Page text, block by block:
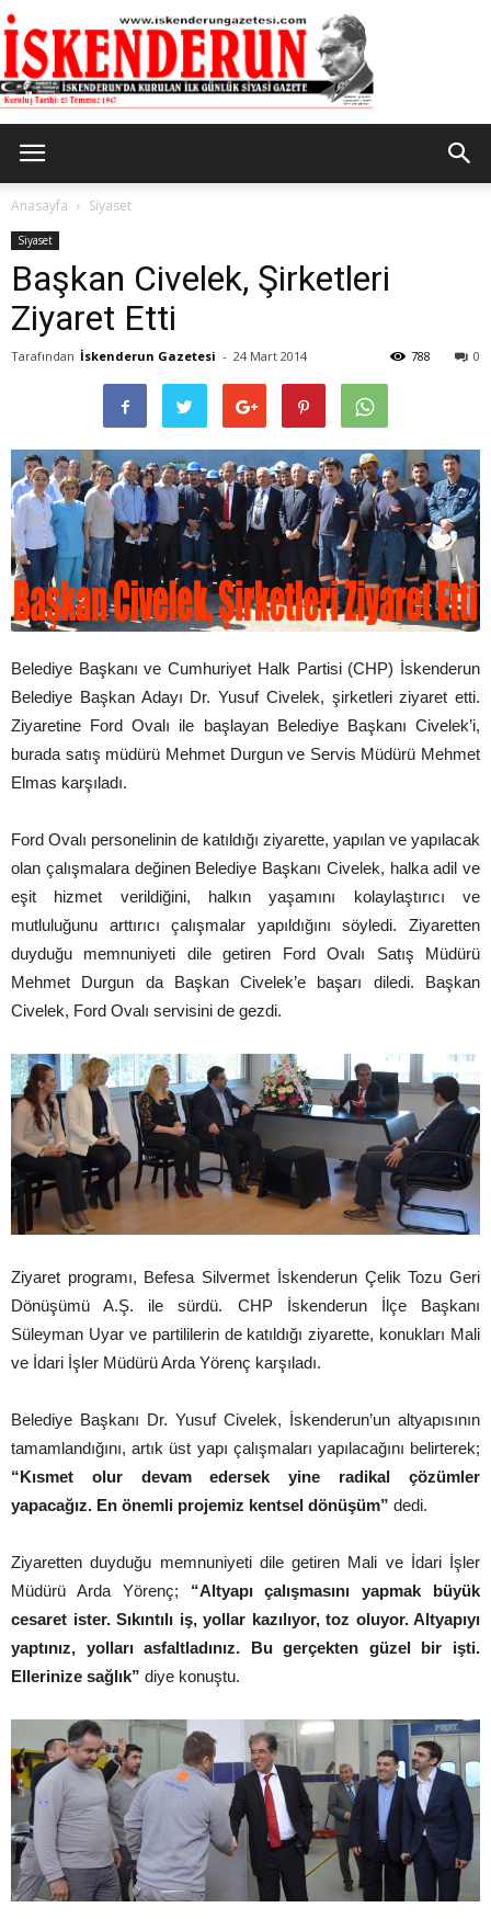
Gazetesi
Anasayfa Siyaset
Siyaset
Başkan Civelek, Şirketleri
Ziyaret Etti
Tarafından İskenderun Gazetesi - 24 Mart 2014 0
788
Belediye Başkanı ve Cumhuriyet Halk Partisi (CHP) İskenderun
Belediye Başkan Adayı Dr. Yusuf Civelek, şirketleri ziyaret etti.
Ziyaretine Ford Ovalı ile başlayan Belediye Başkanı Civelek’i,
burada satış müdürü Mehmet Durgun ve Servis Müdürü Mehmet
Elmas karşıladı.
Ford Ovalı personelinin de katıldığı ziyarette, yapılan ve yapılacak
olan çalışmalara değinen Belediye Başkanı Civelek, halka adil ve
eşit hizmet verildiğini, halkın yaşamını kolaylaştırıcı ve
mutluluğunu arttırıcı çalışmalar yapıldığını söyledi. Ziyaretten
duyduğu memnuniyeti dile getiren Ford Ovalı Satış Müdürü
Mehmet Durgun da Başkan Civelek’e başarı diledi. Başkan
Civelek, Ford Ovalı servisini de gezdi.
Ziyaret programı, Befesa Silvermet İskenderun Çelik Tozu Geri
Dönüşümü A.Ş. ile sürdü. CHP İskenderun İlçe Başkanı
Süleyman Uyar ve partililerin de katıldığı ziyarette, konukları Mali
ve İdari İşler Müdürü Arda Yörenç karşıladı.
Belediye Başkanı Dr. Yusuf Civelek, İskenderun’un altyapısının
tamamlandığını, artık üst yapı çalışmaları yapılacağını belirterek;
“Kısmet olur devam edersek yine radikal çözümler
yapacağız. En önemli projemiz kentsel dönüşüm” dedi.
Ziyaretten duyduğu memnuniyeti dile getiren Mali ve İdari İşler
Müdürü Arda Yörenç; “Altyapı çalışmasını yapmak büyük
cesaret ister. Sıkıntılı iş, yollar kazılıyor, toz oluyor. Altyapıyı
yaptınız, yolları asfaltladınız. Bu gerçekten güzel bir işti.
Ellerinize sağlık” diye konuştu.